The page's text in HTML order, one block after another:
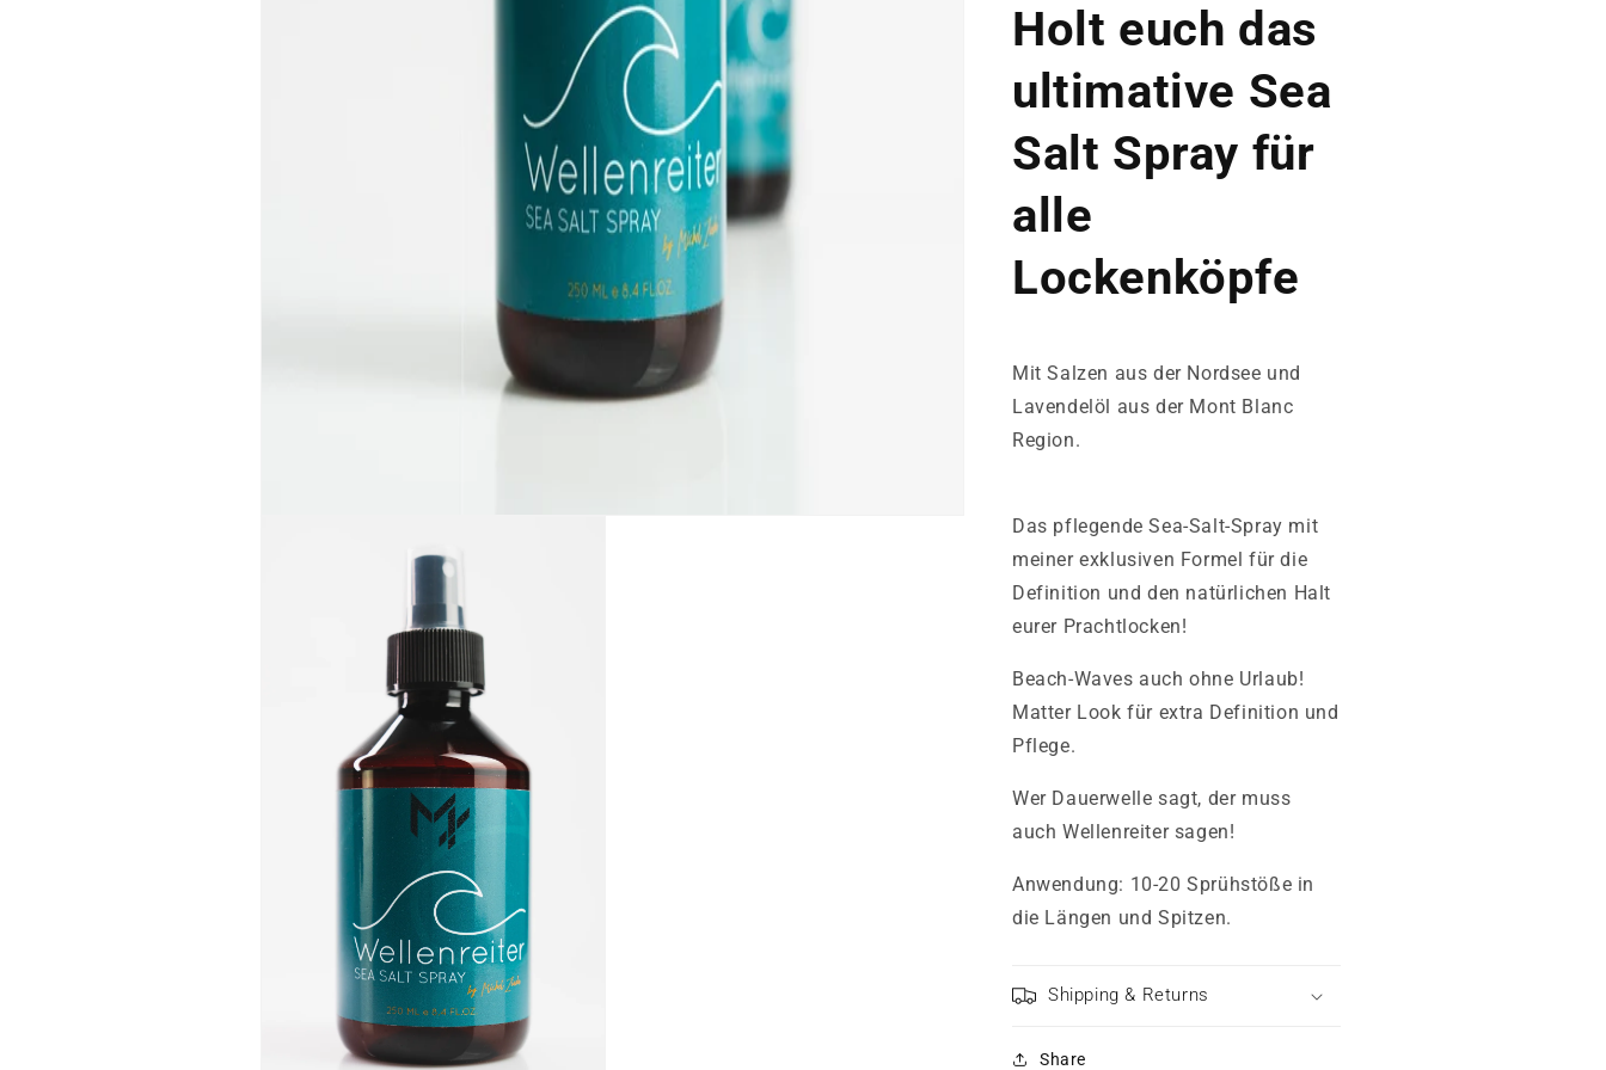
Holt euch das
ultimative Sea
Salt Spray für
alle
Lockenköpfe
Mit Salzen aus der Nordsee und
Lavendelöl aus der Mont Blanc
Region.
Das pflegende Sea-Salt-Spray mit
meiner exklusiven Formel für die
Definition und den natürlichen Halt
eurer Prachtlocken!
Beach-Waves auch ohne Urlaub!
Matter Look für extra Definition und
Pflege.
Wer Dauerwelle sagt, der muss
auch Wellenreiter sagen!
Anwendung: 10-20 Sprühstöße in
die Längen und Spitzen.
Shipping & Returns
Share